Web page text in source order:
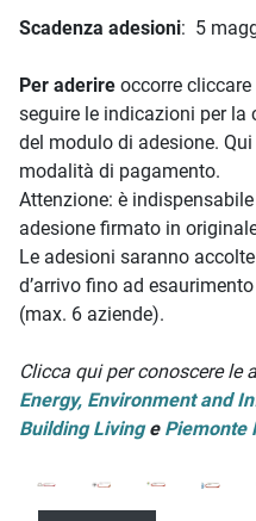
Scadenza adesioni: 5
Per aderire occorre
seguire le indicazioni per
del modulo di adesione.
modalità di pagamento.
Attenzione: è
adesione firmato in
Le adesioni saranno
d’arrivo fino ad
(max. 6 aziende).
Clicca qui per conoscere le
Energy, Environment and
Building Livinge Piemonte